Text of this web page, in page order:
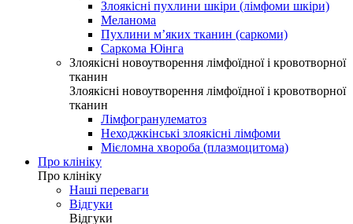
Злоякісні пухлини шкіри (лімфоми шкіри)
Меланома
Пухлини м’яких тканин (саркоми)
Саркома Юінга
Злоякісні новоутворення лімфоїдної і кровотворної
тканин
Злоякісні новоутворення лімфоїдної і кровотворної
тканин
Лімфогранулематоз
Неходжкінські злоякісні лімфоми
Мієломна хвороба (плазмоцитома)
Про клініку
Про клініку
Наші переваги
Відгуки
Відгуки